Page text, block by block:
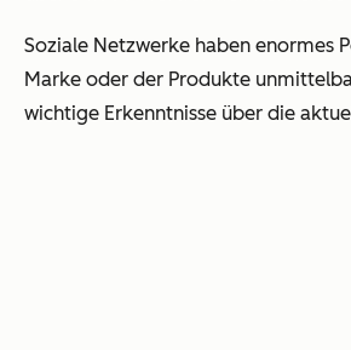
Soziale Netzwerke haben enormes
Marke oder der Produkte
wichtige Erkenntnisse über die